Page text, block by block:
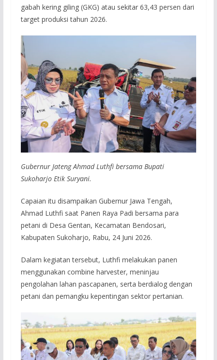
gabah kering giling (GKG) atau sekitar 63,43 persen dari
target produksi tahun 2026.
Gubernur Jateng Ahmad Luthfi bersama Bupati
Sukoharjo Etik Suryani.
Capaian itu disampaikan Gubernur Jawa Tengah,
Ahmad Luthfi saat Panen Raya Padi bersama para
petani di Desa Gentan, Kecamatan Bendosari,
Kabupaten Sukoharjo, Rabu, 24 Juni 2026.
Dalam kegiatan tersebut, Luthfi melakukan panen
menggunakan combine harvester, meninjau
pengolahan lahan pascapanen, serta berdialog dengan
petani dan pemangku kepentingan sektor pertanian.